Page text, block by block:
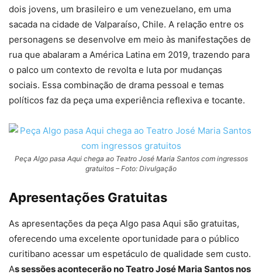
dois jovens, um brasileiro e um venezuelano, em uma
sacada na cidade de Valparaíso, Chile. A relação entre os
personagens se desenvolve em meio às manifestações de
rua que abalaram a América Latina em 2019, trazendo para
o palco um contexto de revolta e luta por mudanças
sociais. Essa combinação de drama pessoal e temas
políticos faz da peça uma experiência reflexiva e tocante.
Peça Algo pasa Aqui chega ao Teatro José Maria Santos com ingressos
gratuitos – Foto: Divulgação
Apresentações Gratuitas
As apresentações da peça Algo pasa Aqui são gratuitas,
oferecendo uma excelente oportunidade para o público
curitibano acessar um espetáculo de qualidade sem custo.
As sessões acontecerão no Teatro José Maria Santos nos